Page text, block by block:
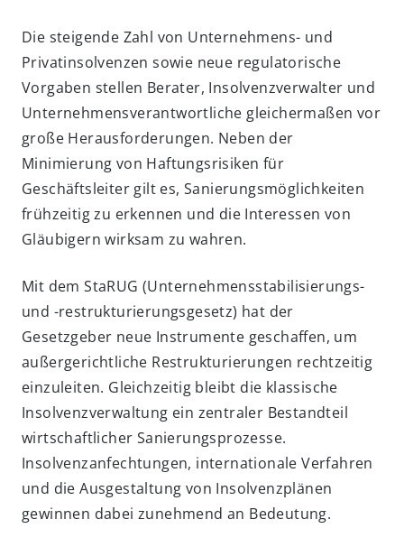
Die steigende Zahl von Unternehmens- und
Privatinsolvenzen sowie neue regulatorische
Vorgaben stellen Berater, Insolvenzverwalter und
Unternehmensverantwortliche gleichermaßen vor
große Herausforderungen. Neben der
Minimierung von Haftungsrisiken für
Geschäftsleiter gilt es, Sanierungsmöglichkeiten
frühzeitig zu erkennen und die Interessen von
Gläubigern wirksam zu wahren.
Mit dem StaRUG (Unternehmensstabilisierungs-
und -restrukturierungsgesetz) hat der
Gesetzgeber neue Instrumente geschaffen, um
außergerichtliche Restrukturierungen rechtzeitig
einzuleiten. Gleichzeitig bleibt die klassische
Insolvenzverwaltung ein zentraler Bestandteil
wirtschaftlicher Sanierungsprozesse.
Insolvenzanfechtungen, internationale Verfahren
und die Ausgestaltung von Insolvenzplänen
gewinnen dabei zunehmend an Bedeutung.